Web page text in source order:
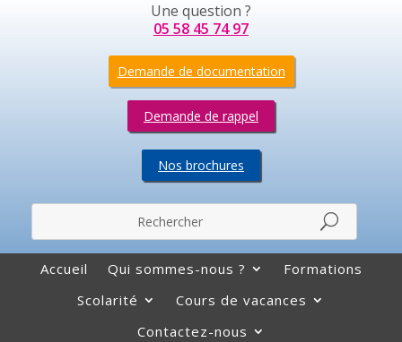
Une question ?
05 58 45 74 97
Demande de documentation
Demande de rappel
Nos brochures
Accueil Qui sommes-nous ?
Formations
Scolarité
Cours de vacances
Contactez-nous